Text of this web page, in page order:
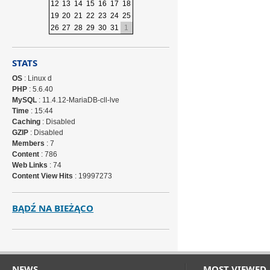
12 13 14 15 16 17 18
19 20 21 22 23 24 25
26 27 28 29 30 31 1
STATS
OS : Linux d
PHP : 5.6.40
MySQL : 11.4.12-MariaDB-cll-lve
Time : 15:44
Caching : Disabled
GZIP : Disabled
Members : 7
Content : 786
Web Links : 74
Content View Hits : 19997273
BĄDŹ NA BIEŻĄCO